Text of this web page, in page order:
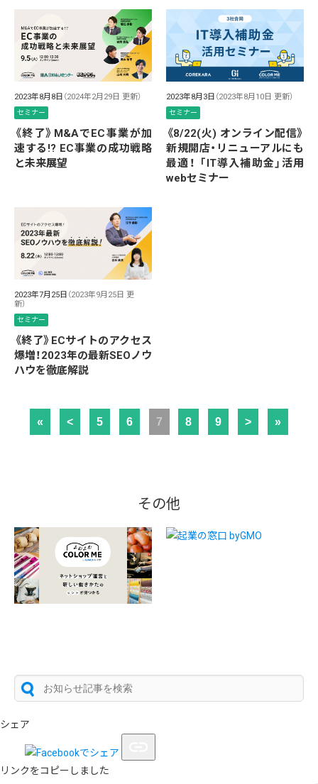
2023年8月8日 （2024年2月29日 更新）
セミナー
《終了》M&AでEC事業が加
速する!? EC事業の成功戦略
と未来展望
2023年8月3日 （2023年8月10日 更新）
セミナー
《8/22(火) オンライン配信》
新規開店・リニューアルにも
最適！ 「IT導入補助金」活用
webセミナー
2023年7月25日 （2023年9月25日 更
新）
セミナー
《終了》ECサイトのアクセス
爆増！2023年の最新SEOノウ
ハウを徹底解説
« < 5 6 7 8 9 > »
その他
シェア
リンクをコピーしました